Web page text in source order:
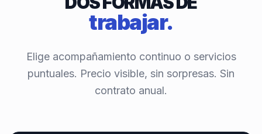
trabajar.
Elige acompañamiento continuo o servicios
puntuales. Precio visible, sin sorpresas. Sin
contrato anual.